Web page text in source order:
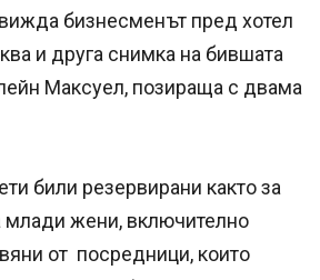
бизнесменът пред хотел
и друга снимка на бившата
Максуел, позираща с двама
били резервирани както за
млади жени, включително
от посредници, които